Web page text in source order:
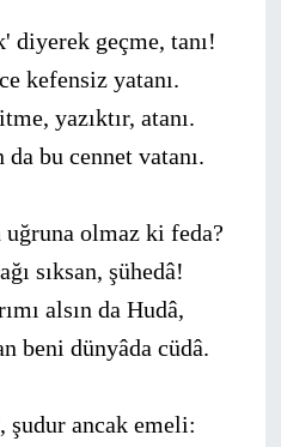
diyerek geçme, tanı!
kefensiz yatanı.
yazıktır, atanı.
bu cennet vatanı.
olmaz ki feda?
sıksan, şühedâ!
alsın da Hudâ,
beni dünyâda cüdâ.
şudur ancak emeli: